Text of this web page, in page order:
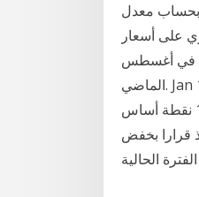
على أذون الخزانة للـ 12 شهرًا، وذلك بحساب معدل
المصري على أسعار
في أغسطس
الماضي. Jan 17, 2021 · توقعات المحللين: من ناحيتها، توقعت منى بدير محلل الاقتصاد الكلي لدى بنك
الاستثمار برايم، أن يتجه المركزي المصري لخفض أسعار الفائدة بما يتراوح بين 100 إلى 150 نقطة أساس
قرارا بخفض